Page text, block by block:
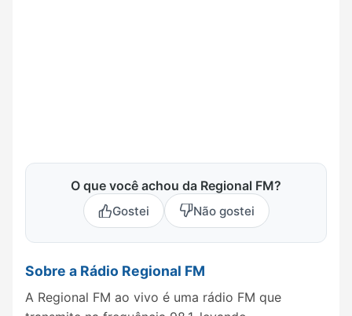
O que você achou da Regional FM?
Gostei Não gostei
Sobre a Rádio Regional FM
A Regional FM ao vivo é uma rádio FM que